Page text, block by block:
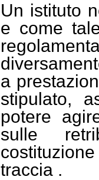
Un istituto
e come
a
stipulato,
potere
sulle
traccia .